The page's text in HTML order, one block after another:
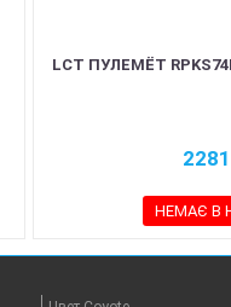
LCT ПУЛЕМЁТ
НЕМАЄ В